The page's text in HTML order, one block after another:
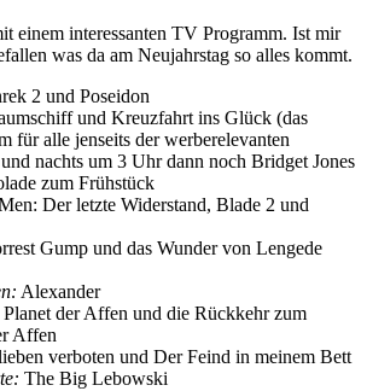
einem interessanten TV Programm. Ist mir
was da am Neujahrstag so alles kommt.
2 und Poseidon
und Kreuzfahrt ins Glück (das
für alle jenseits der werberelevanten
nachts um 3 Uhr dann noch Bridget Jones
zum Frühstück
Der letzte Widerstand, Blade 2 und
Gump und das Wunder von Lengede
Alexander
Planet der Affen und die Rückkehr zum
Affen
verboten und Der Feind in meinem Bett
The Big Lebowski